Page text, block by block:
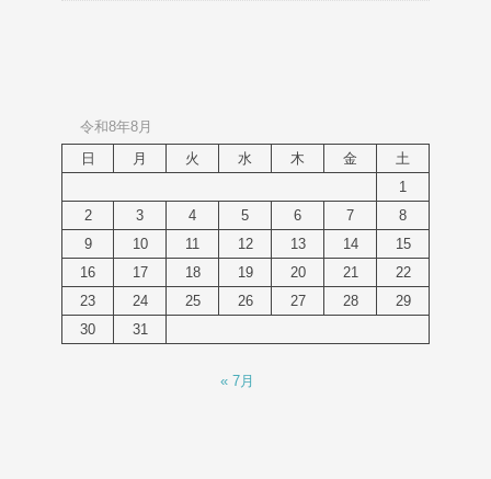
令和8年8月
日
月 火 水 木 金
土
1
2
3 4 5 6 7
8
9
10 11 12 13 14
15
16
17 18 19 20 21
22
23
24 25 26 27 28
29
30
31
« 7月